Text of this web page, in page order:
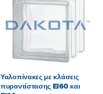
Υαλοπίνακες με κλάσεις
πυραντίστασης EI60 και